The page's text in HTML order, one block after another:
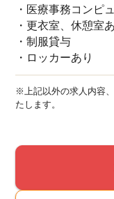
・医療事務コンピ
・更衣室、休憩室
・制服貸与
・ロッカーあり
※上記以外の求人内容
たします。